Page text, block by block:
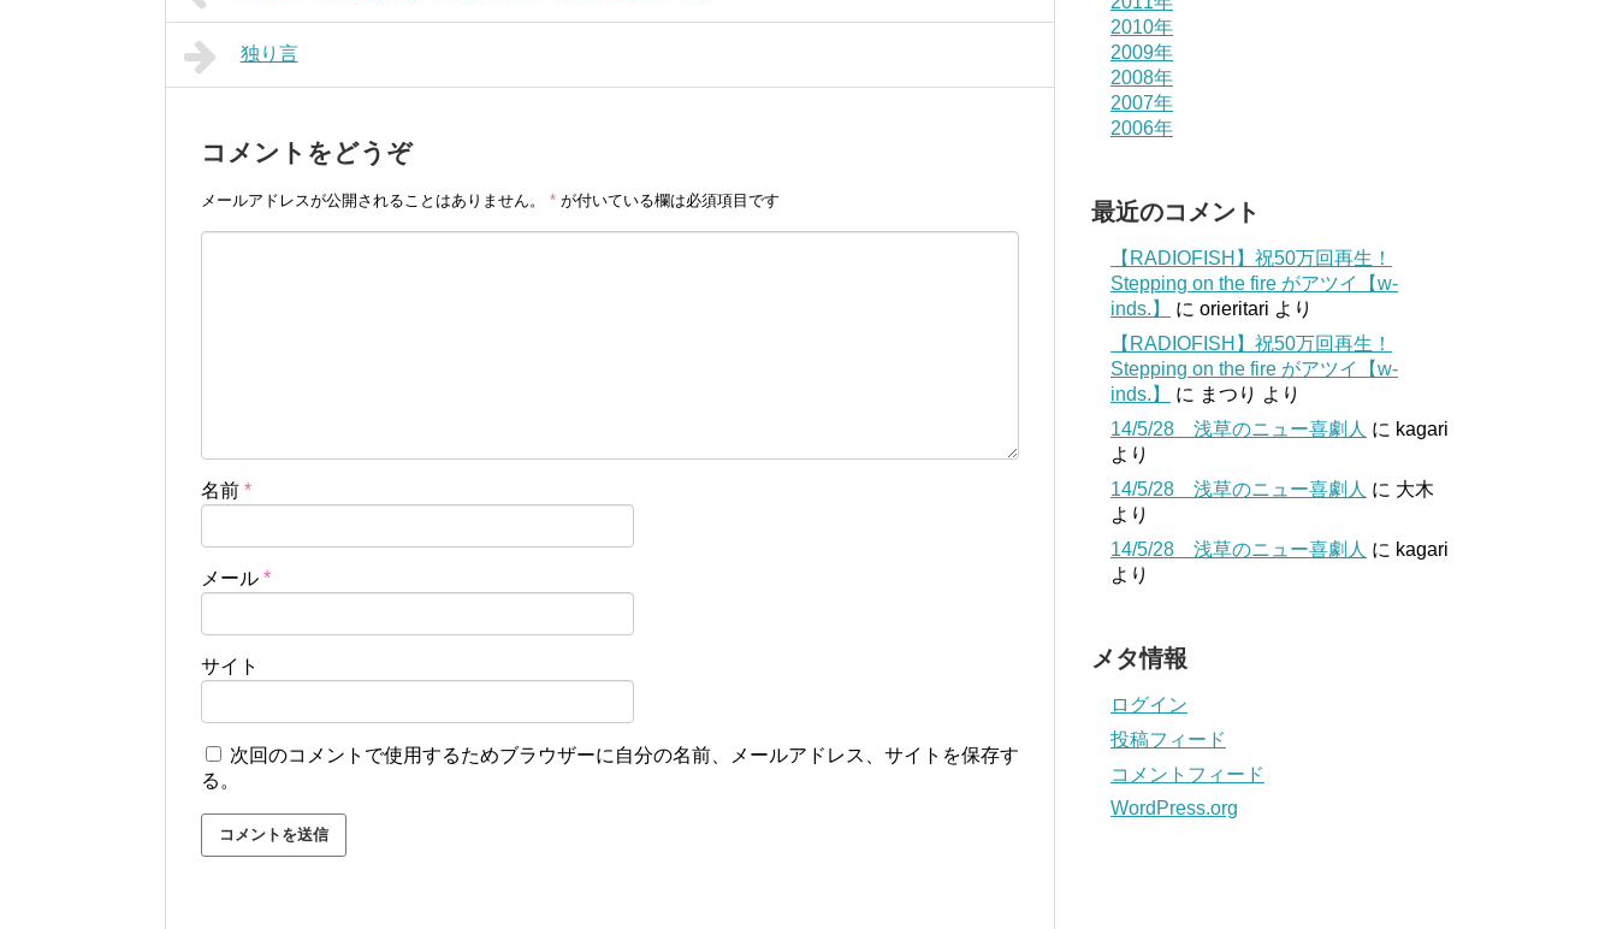
独り言
コメントをどうぞ
メールアドレスが公開されることはありません。 * が付いている欄は必須項目です
名前 *
メール *
サイト
次回のコメントで使用するためブラウザーに自分の名前、メールアドレス、サイトを保存す
る。
2010年
2009年
2008年
2007年
2006年
最近のコメント
【RADIOFISH】祝50万回再生！
Stepping on the fire がアツイ【w-
inds.】
に orieritari より
【RADIOFISH】祝50万回再生！
Stepping on the fire がアツイ【w-
inds.】
に まつり より
14/5/28 浅草のニュー喜劇人 に kagari
より
14/5/28 浅草のニュー喜劇人 に 大木
より
14/5/28 浅草のニュー喜劇人 に kagari
より
メタ情報
ログイン
投稿フィード
コメントフィード
WordPress.org